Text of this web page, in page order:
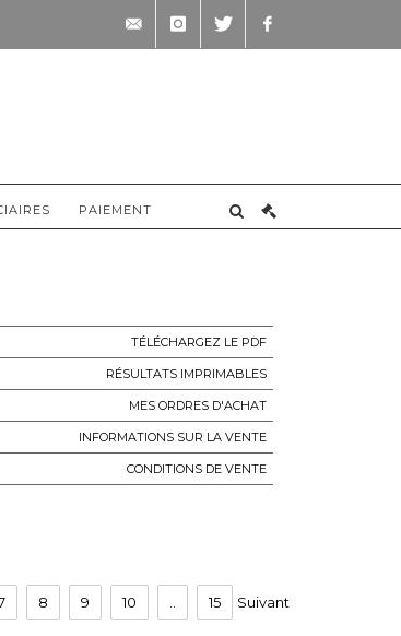
PAIEMENT
TÉLÉCHARGEZ LE PDF
RÉSULTATS IMPRIMABLES
MES ORDRES D'ACHAT
INFORMATIONS SUR LA VENTE
CONDITIONS DE VENTE
8 9 10 .. 15 Suivant